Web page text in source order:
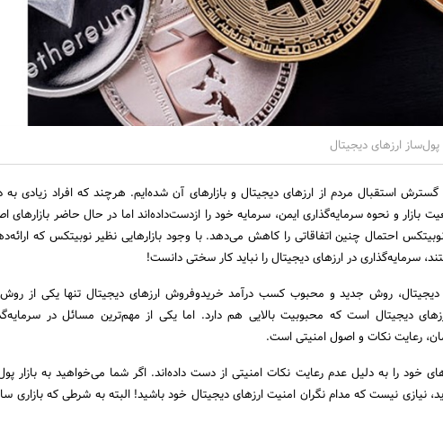
ارزهای دیجیتال
استقبال مردم از ارزهای دیجیتال و بازارهای آن شده‌ایم. هرچند که افراد زیادی به
بازار و نحوه سرمایه‌گذاری ایمن، سرمایه خود را ازدست‌داده‌اند اما در حال حاضر بازارهای
نوبیتکس احتمال چنین اتفاقاتی را کاهش می‌دهد. با وجود بازارهایی نظیر نوبیتکس که
سرمایه‌گذاری در ارزهای دیجیتال را نباید کار سختی دانست!
دیجیتال، روش جدید و محبوب کسب درآمد خریدوفروش ارزهای دیجیتال تنها یکی از
دیجیتال است که محبوبیت بالایی هم دارد. اما یکی از مهم‌ترین مسائل در
رعایت نکات و اصول امنیتی است.
خود را به دلیل عدم رعایت نکات امنیتی از دست داده‌اند. اگر شما می‌خواهید به بازار
نیازی نیست که مدام نگران امنیت ارزهای دیجیتال خود باشید! البته به شرطی که بازاری